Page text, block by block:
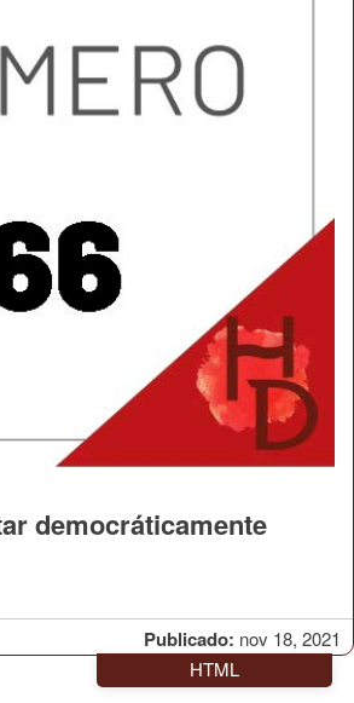
Publicado: nov 18, 2021
democráticamente
HTML